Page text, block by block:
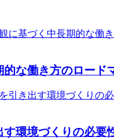
な働き方のロード
環境づくりの必要